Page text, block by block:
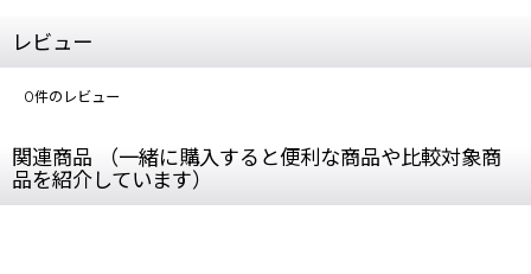
レビュー
0件のレビュー
関連商品 （一緒に購入すると便利な商品や比較対象商
品を紹介しています）